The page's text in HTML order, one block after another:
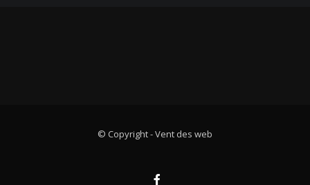
© Copyright -Vent des web